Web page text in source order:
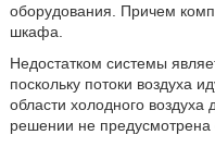
оборудования. Причем
шкафа.
Недостатком системы
поскольку потоки воздуха
области холодного
решении не предусмотрена